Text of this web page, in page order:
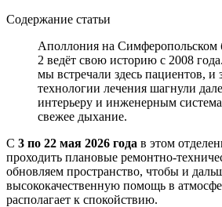
Содержание статьи
Аполлония на Симферопольском
2 ведёт свою историю с 2008
мы встречали здесь пациентов, и
технологии лечения шагнули
интерьеру и инженерным
свежее дыхание.
С 3 по 22 мая 2026 года в этом
проходить плановые ремонтно-
обновляем пространство, чтобы и
высококачественную помощь в
располагает к спокойствию.